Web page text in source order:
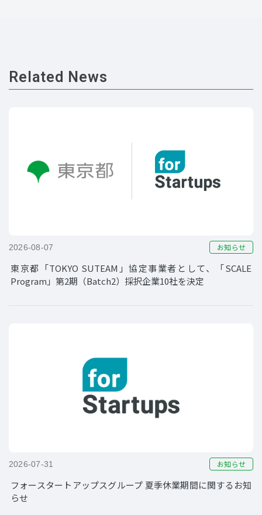
Related News
2026-08-07 お知らせ
東京都「TOKYO SUTEAM」協定事業者として、「SCALE
Program」第2期（Batch2）採択企業10社を決定
2026-07-31 お知らせ
フォースタートアップスグループ 夏季休業期間に関するお知
らせ